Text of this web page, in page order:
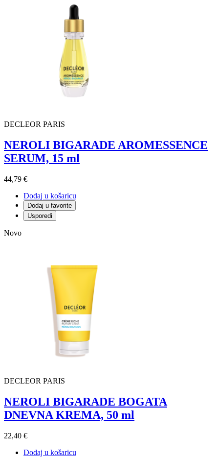
DECLEOR PARIS
NEROLI BIGARADE AROMESSENCE
SERUM, 15 ml
44,79 €
Dodaj u košaricu
Dodaj u favorite
Usporedi
Novo
DECLEOR PARIS
NEROLI BIGARADE BOGATA
DNEVNA KREMA, 50 ml
22,40 €
Dodaj u košaricu